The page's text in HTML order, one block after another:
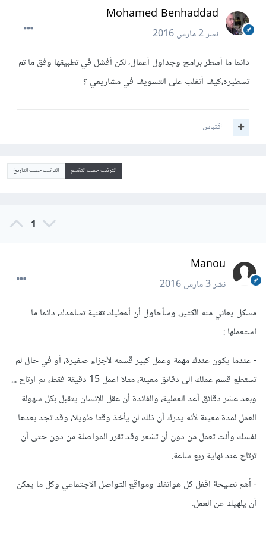
Mohamed Benhaddad
نشر2 مارس 2016
دائما ما أسطر برامج وجداول أعمال، لكن أفشل في تطبيقها وفق ما تم
تسطيره،كيف أتغلب على التسويف في مشاريعي ؟
اقتباس
الترتيب حسب التقييم الترتيب حسب التاريخ
1
Manou
نشر3 مارس 2016
مشكل يعاني منه الكثير، وسأحاول أن أعطيك تقنية تساعدك، دائما ما
استعملها :
- عندما يكون عندك مهمة وعمل كبير قسمه لأجزاء صغيرة، أو في حال لم
تستطع قسم عملك إلى دقائق معينة، مثلا اعمل 15 دقيقة فقط، ثم ارتاح ...
وبعد عشر دقائق أعد العملية، والفائدة أن عقل الإنسان يتقبل بكل سهولة
العمل لمدة معينة لأنه يدرك أن ذلك لن يأخذ وقتا طويلا، وقد تجد بعدها
نفسك وأنت تعمل من دون أن تشعر وقد تقرر المواصلة من دون حتى أن
ترتاح عند نهاية ربع ساعة.
- أهم نصيحة اقفل كل هواتفك ومواقع التواصل الاجتماعي وكل ما يمكن
أن يلهيك عن العمل.